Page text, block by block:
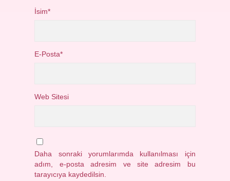
İsim*
E-Posta*
Web Sitesi
Daha sonraki yorumlarımda kullanılması için
adım, e-posta adresim ve site adresim bu
tarayıcıya kaydedilsin.